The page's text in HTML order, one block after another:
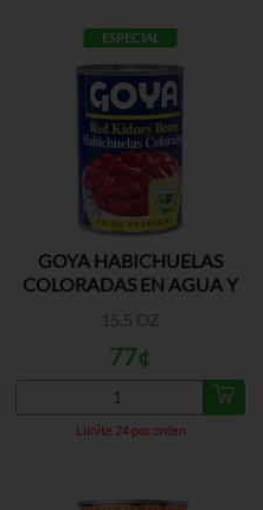
ESPECIAL
GOYA HABICHUELAS
COLORADAS EN AGUA Y
15.5 OZ
Límite 24 por orden
77¢